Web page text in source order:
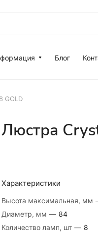
Блог
GOLD
Люстра
Характеристики
Высота максимальная, мм
Диаметр, мм — 84
Количество ламп, шт — 8